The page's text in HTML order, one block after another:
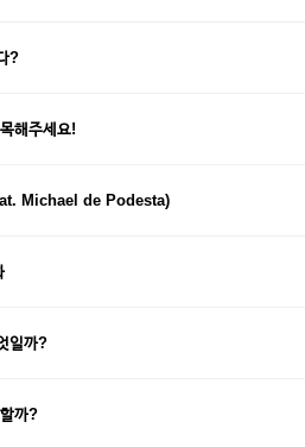
?
해주세요!
Michael de Podesta)
일까?
까?